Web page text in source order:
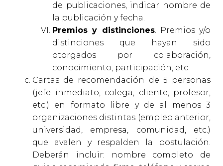
de publicaciones, indicar nombre de
la publicación y fecha.
Premios y distinciones. Premios y/o
distinciones que hayan sido
otorgados por colaboración,
conocimiento, participación, etc.
Cartas de recomendación de 5 personas
(jefe inmediato, colega, cliente, profesor,
etc.) en formato libre y de al menos 3
organizaciones distintas (empleo anterior,
universidad, empresa, comunidad, etc.)
que avalen y respalden la postulación.
Deberán incluir: nombre completo de